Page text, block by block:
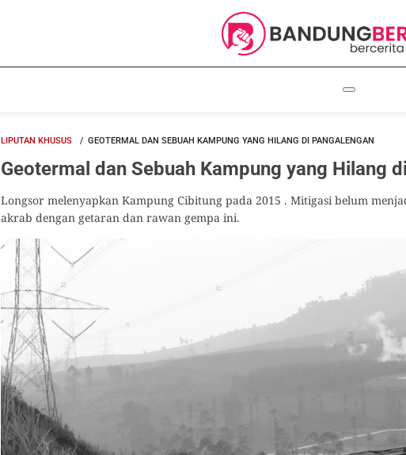
LIPUTAN KHUSUS GEOTERMAL DAN SEBUAH KAMPUNG YANG HILANG DI PANGALENGAN
Geotermal dan Sebuah Kampung yang Hilang
Longsor melenyapkan Kampung Cibitung pada 2015 . Mitigasi belum
akrab dengan getaran dan rawan gempa ini.